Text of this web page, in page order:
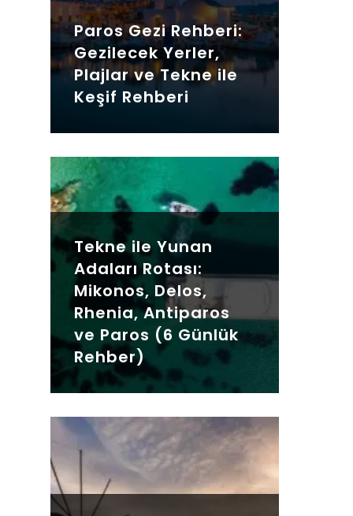
Paros Gezi Rehberi:
Gezilecek Yerler,
Plajlar ve Tekne ile
Keşif Rehberi
Tekne ile Yunan
Adaları Rotası:
Mikonos, Delos,
Rhenia, Antiparos
ve Paros (6 Günlük
Rehber)